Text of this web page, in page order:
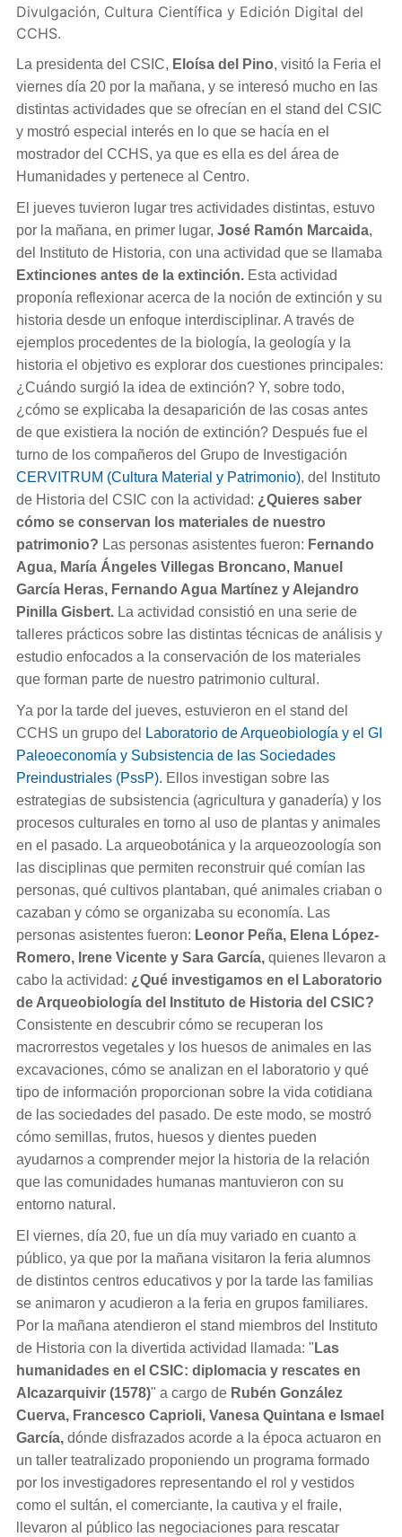
Divulgación, Cultura Científica y Edición Digital del
CCHS.
La presidenta del CSIC, Eloísa del Pino, visitó la Feria el
viernes día 20 por la mañana, y se interesó mucho en las
distintas actividades que se ofrecían en el stand del CSIC
y mostró especial interés en lo que se hacía en el
mostrador del CCHS, ya que es ella es del área de
Humanidades y pertenece al Centro.
El jueves tuvieron lugar tres actividades distintas, estuvo
por la mañana, en primer lugar, José Ramón Marcaida,
del Instituto de Historia, con una actividad que se llamaba
Extinciones antes de la extinción. Esta actividad
proponía reflexionar acerca de la noción de extinción y su
historia desde un enfoque interdisciplinar. A través de
ejemplos procedentes de la biología, la geología y la
historia el objetivo es explorar dos cuestiones principales:
¿Cuándo surgió la idea de extinción? Y, sobre todo,
¿cómo se explicaba la desaparición de las cosas antes
de que existiera la noción de extinción? Después fue el
turno de los compañeros del Grupo de Investigación
CERVITRUM (Cultura Material y Patrimonio), del Instituto
de Historia del CSIC con la actividad: ¿Quieres saber
cómo se conservan los materiales de nuestro
patrimonio? Las personas asistentes fueron: Fernando
Agua, María Ángeles Villegas Broncano, Manuel
García Heras, Fernando Agua Martínez y Alejandro
Pinilla Gisbert. La actividad consistió en una serie de
talleres prácticos sobre las distintas técnicas de análisis y
estudio enfocados a la conservación de los materiales
que forman parte de nuestro patrimonio cultural.
Ya por la tarde del jueves, estuvieron en el stand del
CCHS un grupo del
Laboratorio de Arqueobiología y el GI
Paleoeconomía y Subsistencia de las Sociedades
Preindustriales (PssP). Ellos investigan sobre las
estrategias de subsistencia (agricultura y ganadería) y los
procesos culturales en torno al uso de plantas y animales
en el pasado. La arqueobotánica y la arqueozoología son
las disciplinas que permiten reconstruir qué comían las
personas, qué cultivos plantaban, qué animales criaban o
cazaban y cómo se organizaba su economía. Las
personas asistentes fueron: Leonor Peña, Elena López-
Romero, Irene Vicente y Sara García, quienes
llevaron a
cabo la actividad: ¿Qué investigamos en el Laboratorio
de Arqueobiología del Instituto de Historia del CSIC?
Consistente en descubrir cómo se recuperan los
macrorrestos vegetales y los huesos de animales en las
excavaciones, cómo se analizan en el laboratorio y qué
tipo de información proporcionan sobre la vida cotidiana
de las sociedades del pasado. De este modo, se mostró
cómo semillas, frutos, huesos y dientes pueden
ayudarnos a comprender mejor la historia de la relación
que las comunidades humanas mantuvieron con su
entorno natural.
El viernes, día 20, fue un día muy variado en cuanto a
público, ya que por la mañana visitaron la feria alumnos
de distintos centros educativos y por la tarde las familias
se animaron y acudieron a la feria en grupos familiares.
Por la mañana atendieron el stand miembros del Instituto
de Historia con la divertida actividad llamada: " Las
humanidades en el CSIC: diplomacia y rescates en
Alcazarquivir (1578)" a cargo de Rubén González
Cuerva, Francesco Caprioli, Vanesa Quintana e Ismael
García, dónde disfrazados acorde a la época actuaron en
un taller teatralizado proponiendo un programa formado
por los investigadores representando el rol y vestidos
como el sultán, el comerciante, la cautiva y el fraile,
llevaron al público las negociaciones para rescatar